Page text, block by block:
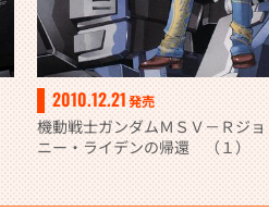
2010.12.21発売
機動戦士ガンダムＭＳＶ－Ｒジョ
ニー・ライデンの帰還 （１）